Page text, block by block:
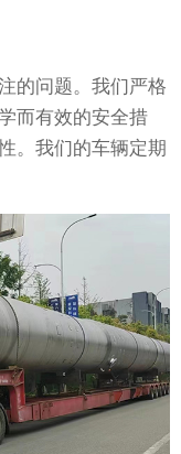
的问题。我们严格
而有效的安全措
。我们的车辆定期